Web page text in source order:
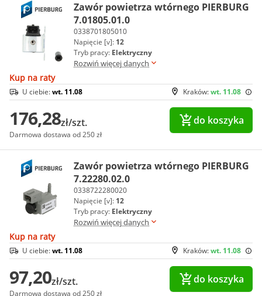
Zawór powietrza wtórnego PIERBURG
7.01805.01.0
0338701805010
Napięcie [v]: 12
Tryb pracy: Elektryczny
Rozwiń więcej danych
Kup na raty
Kraków:wt. 11.08
U ciebie:wt. 11.08
176,28zł/szt.
Darmowa dostawa od 250 zł
do koszyka
Zawór powietrza wtórnego PIERBURG
7.22280.02.0
0338722280020
Napięcie [v]: 12
Tryb pracy: Elektryczny
Rozwiń więcej danych
Kup na raty
Kraków:wt. 11.08
U ciebie:wt. 11.08
97,20zł/szt.
Darmowa dostawa od 250 zł
do koszyka